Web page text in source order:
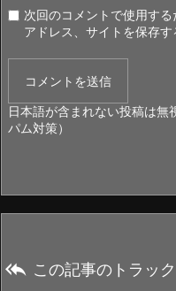
次回のコメントで使用す
アドレス、サイトを保存す
日本語が含まれない投稿は無
パム対策）
 この記事のトラッ